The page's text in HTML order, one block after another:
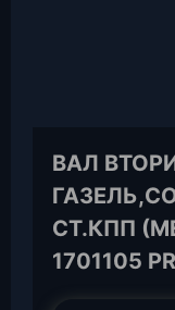
ВАЛ
СТ.КПП
1701105